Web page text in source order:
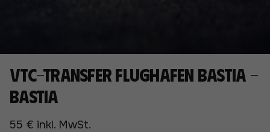
VTC-Transfer Flughafen Bastia -
Bastia
55 € inkl. MwSt.